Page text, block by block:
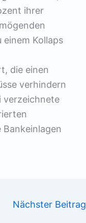
ihrer
Kollaps
die einen
verhindern
verzeichnete
Nächster Beitrag